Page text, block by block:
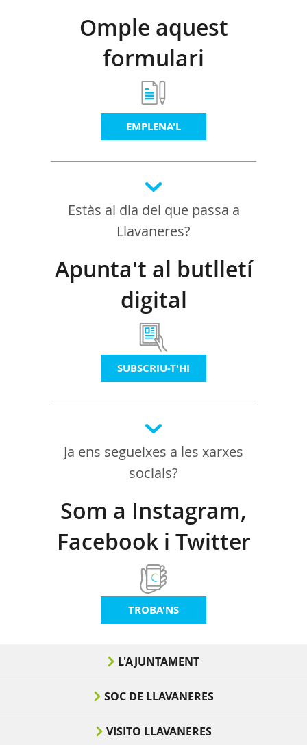
Omple aquest
formulari
EMPLENA'L
Estàs al dia del que passa a
Llavaneres?
Apunta't al butlletí
digital
SUBSCRIU-T'HI
Ja ens segueixes a les xarxes
socials?
Som a Instagram,
Facebook i Twitter
TROBA'NS
L'AJUNTAMENT
SOC DE LLAVANERES
VISITO LLAVANERES